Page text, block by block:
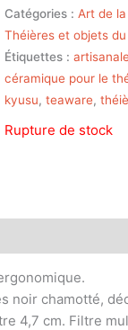
Catégories : Art de
Théières et objets
Étiquettes : artisanale
céramique pour le
kyusu, teaware,
Rupture de stock
noir chamotté,
4,7 cm. Filtre